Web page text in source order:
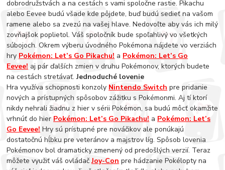
dobrodružstvách a na cestách s vami spoločne rastie. Pikachu
alebo Eevee budú všade kde pôjdete, buď budú sedieť na vašom
ramene alebo sa zvezú na vašej hlave. Nedovoľte aby vás ich milý
zovňajšok poplietol. Váš spoločník bude spoľahlivý vo všetkých
súbojoch. Okrem výberu úvodného Pokémona nájdete vo verziách
hry Pokémon: Let’s Go Pikachu! a Pokémon: Let’s Go
Eevee! aj pár ďalších zmien v druhu Pokémonov, ktorých budete
na cestách stretávať.Jednoduché lovenie
Hra využíva schopnosti konzoly Nintendo Switch pre pridanie
nových a prístupných spôsobov zážitku s Pokémonmi. Aj tí ktorí
nikdy nehrali žiadnu z hier v sérii Pokémon, sa budú môcť okamžite
vrhnúť do hier Pokémon: Let’s Go Pikachu! a Pokémon: Let’s
Go Eevee! Hry sú prístupné pre nováčikov ale ponúkajú
dostatočnú hĺbku pre veteránov a majstrov líg. Spôsob lovenia
Pokémonov bol dramaticky zmenený od predošlých verzií. Teraz
môžete využiť váš ovládačJoy-Con pre hádzanie Pokélopty na